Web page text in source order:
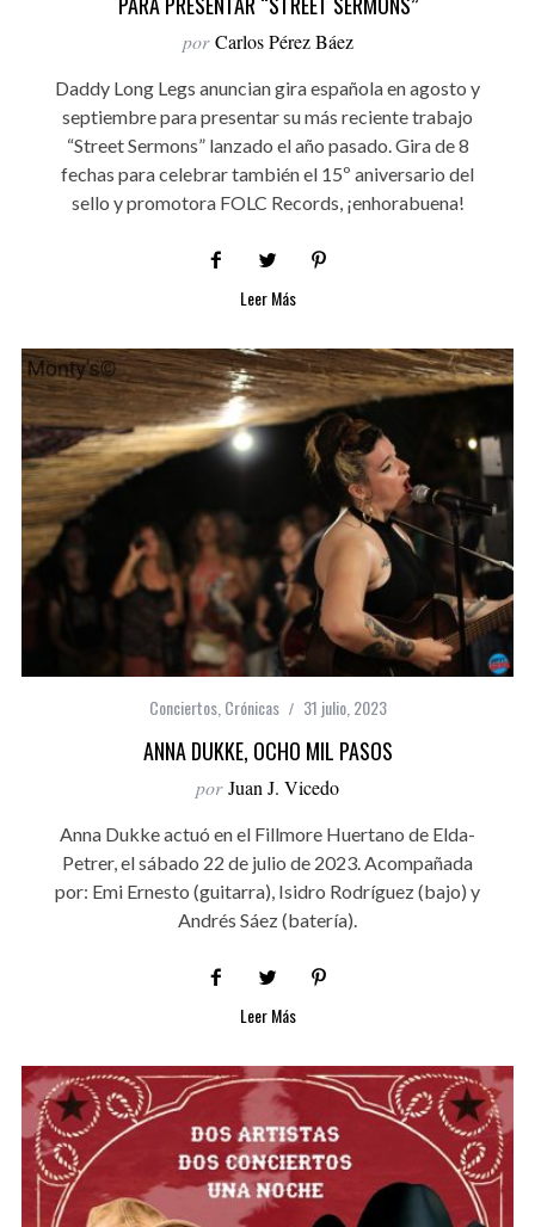
por Carlos Pérez Báez
Daddy Long Legs anuncian gira española en agosto y
septiembre para presentar su más reciente trabajo
“Street Sermons” lanzado el año pasado. Gira de 8
fechas para celebrar también el 15º aniversario del
sello y promotora FOLC Records, ¡enhorabuena!
Leer Más
Conciertos, Crónicas 31 julio, 2023
ANNA DUKKE, OCHO MIL PASOS
por Juan J. Vicedo
Anna Dukke actuó en el Fillmore Huertano de Elda-
Petrer, el sábado 22 de julio de 2023. Acompañada
por: Emi Ernesto (guitarra), Isidro Rodríguez (bajo) y
Andrés Sáez (batería).
Leer Más